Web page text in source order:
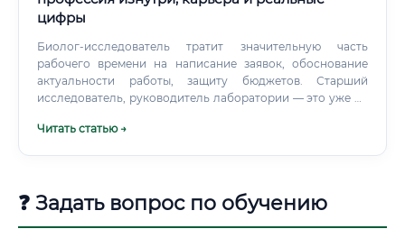
цифры
Биолог-исследователь тратит значительную часть
рабочего времени на написание заявок, обоснование
актуальности работы, защиту бюджетов. Старший
исследователь, руководитель лаборатории — это уже не
Читать статью →
❓ Задать вопрос по обучению